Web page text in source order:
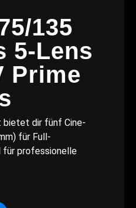
135
5-Lens
Prime
bietet dir fünf Cine-
für Full-
für professionelle